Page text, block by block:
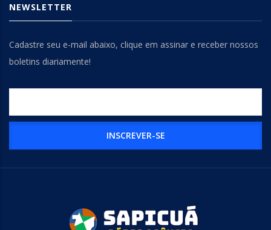
NEWSLETTER
Cadastre seu e-mail abaixo, clique em assinar e receber nossos
boletins diariamente!